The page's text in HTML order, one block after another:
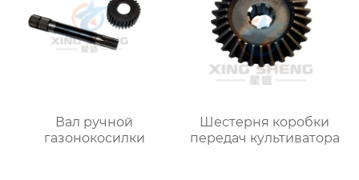
Вал ручной
газонокосилки
Шестерня коробки
передач культиватора